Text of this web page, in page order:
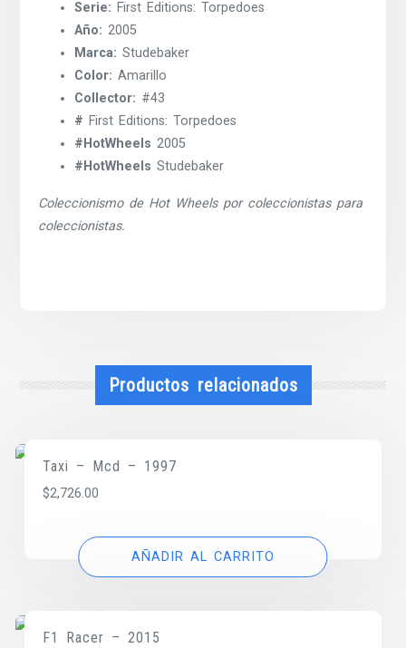
Serie: First Editions: Torpedoes
Año: 2005
Marca: Studebaker
Color: Amarillo
Collector: #43
# First Editions: Torpedoes
#HotWheels 2005
#HotWheels Studebaker
Coleccionismo de Hot Wheels por coleccionistas para
coleccionistas.
Productos relacionados
Taxi – Mcd – 1997
$2,726.00
AÑADIR AL CARRITO
F1 Racer – 2015